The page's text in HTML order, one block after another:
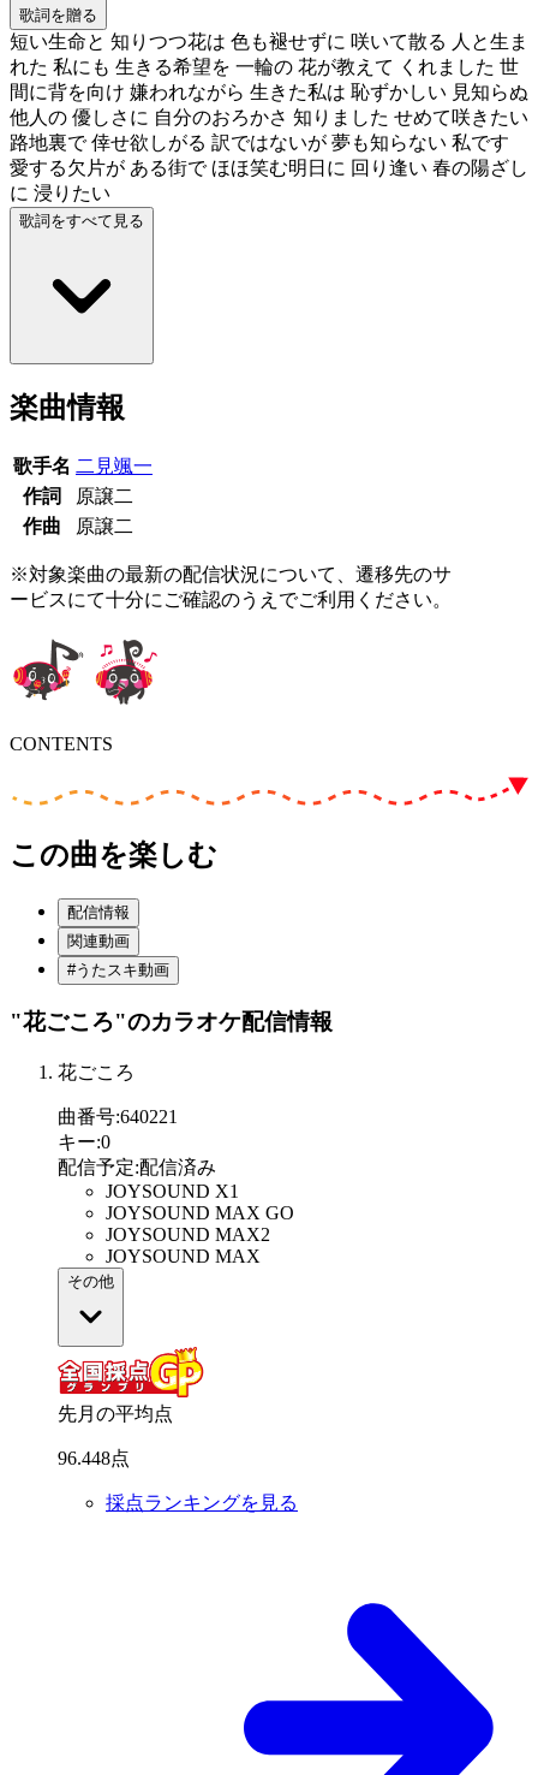
歌詞を贈る
短い生命と 知りつつ花は 色も褪せずに 咲いて散る 人と生ま
れた 私にも 生きる希望を 一輪の 花が教えて くれました 世
間に背を向け 嫌われながら 生きた私は 恥ずかしい 見知らぬ
他人の 優しさに 自分のおろかさ 知りました せめて咲きたい
路地裏で 倖せ欲しがる 訳ではないが 夢も知らない 私です
愛する欠片が ある街で ほほ笑む明日に 回り逢い 春の陽ざし
に 浸りたい
歌詞をすべて見る
楽曲情報
歌手名 二見颯一
作詞
原譲二
作曲
原譲二
※対象楽曲の最新の配信状況について、遷移先のサ
ービスにて十分にご確認のうえでご利用ください。
CONTENTS
この曲を楽しむ
配信情報
関連動画
#うたスキ動画
"花ごころ"のカラオケ配信情報
花ごころ
曲番号:640221
キー:0
配信予定:配信済み
JOYSOUND X1
JOYSOUND MAX GO
JOYSOUND MAX2
JOYSOUND MAX
その他
先月の平均点
96.448点
採点ランキングを見る